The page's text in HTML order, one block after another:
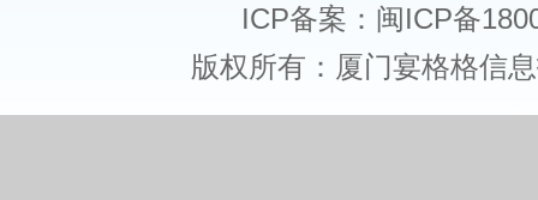
ICP备案：闽ICP备
版权所有：厦门宴格格信